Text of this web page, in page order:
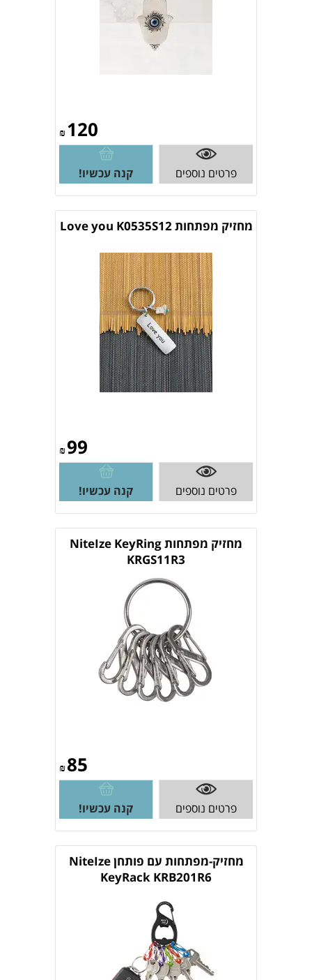
₪120
פרטים נוספים קנה עכשיו!
מחזיק מפתחות Love you K0535S12
₪99
פרטים נוספים קנה עכשיו!
מחזיק מפתחות NiteIze KeyRing
KRGS11R3
₪85
פרטים נוספים קנה עכשיו!
מחזיק-מפתחות עם פותחן NiteIze
KeyRack KRB201R6